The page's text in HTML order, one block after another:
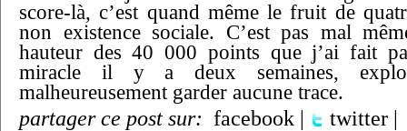
score-là, c’est quand même le fruit de
non existence sociale. C’est pas mal
hauteur des 40 000 points que j’ai fait
miracle il y a deux semaines,
malheureusement garder aucune trace.
partager ce post sur: facebook | twitter |